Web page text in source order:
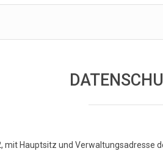
mit Hauptsitz und